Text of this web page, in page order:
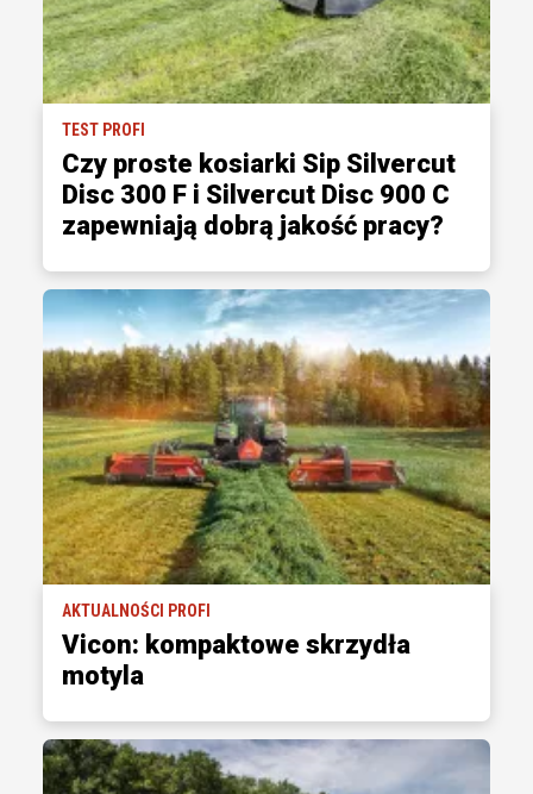
TEST PROFI
Czy proste kosiarki Sip Silvercut
Disc 300 F i Silvercut Disc 900 C
zapewniają dobrą jakość pracy?
AKTUALNOŚCI PROFI
Vicon: kompaktowe skrzydła
motyla